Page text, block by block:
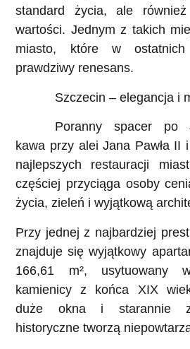
standard życia, ale również
wartości. Jednym z takich
miasto, które w
prawdziwy renesans.
Szczecin – elegancja i
Poranny spacer po
kawa przy alei Jana Pawła II
najlepszych restauracji
częściej przyciąga osoby
życia, zieleń i wyjątkową
Przy jednej z najbardziej
znajduje się wyjątkowy
166,61 m², usytuowany
kamienicy z końca XIX
duże okna i starannie
historyczne tworzą